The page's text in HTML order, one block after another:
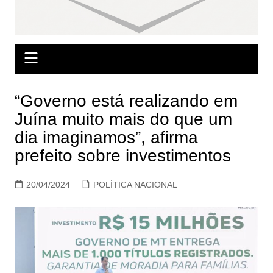
“Governo está realizando em
Juína muito mais do que um
dia imaginamos”, afirma
prefeito sobre investimentos
20/04/2024 POLÍTICA NACIONAL